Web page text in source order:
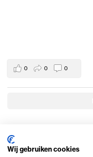
0 0 0
Wij gebruiken cookies